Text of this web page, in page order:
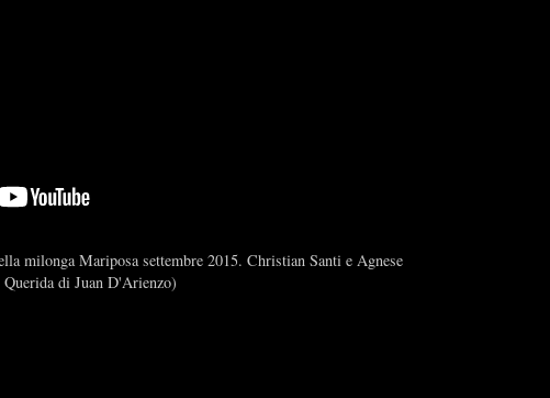
milonga Mariposa settembre 2015. Christian Santi e Agnese
di Juan D'Arienzo)